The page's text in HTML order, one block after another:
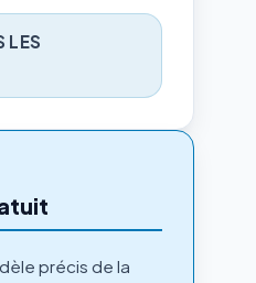
LES
précis de la